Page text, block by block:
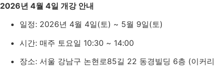
2026년 4월 4일 개강 안내
일정: 2026년 4월 4일(토) ~ 5월 9일(토)
시간: 매주 토요일 10:30 ~ 14:00
장소: 서울 강남구 논현로85길 22 동경빌딩 6층 (이커리